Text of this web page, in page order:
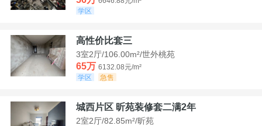
学区
高性价比套三
3室2厅/106.00m²/世外桃苑
65万 6132.08元/m²
学区
急售
城西片区 昕苑装修套二满2年
2室2厅/82.85m²/昕苑